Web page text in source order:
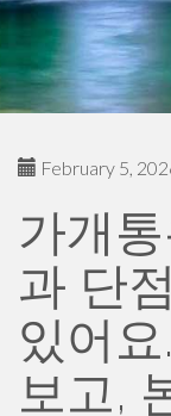
February 5,
가개
과 단
있어
보고,